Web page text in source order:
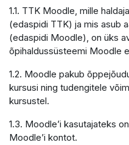
1.1. TTK Moodle, mille
(edaspidi TTK) ja mis asub
(edaspidi Moodle), on üks
õpihaldussüsteemi Moodle
1.2. Moodle pakub
kursusi ning tudengitele
kursustel.
1.3. Moodle’i kasutajateks
Moodle’i kontot.